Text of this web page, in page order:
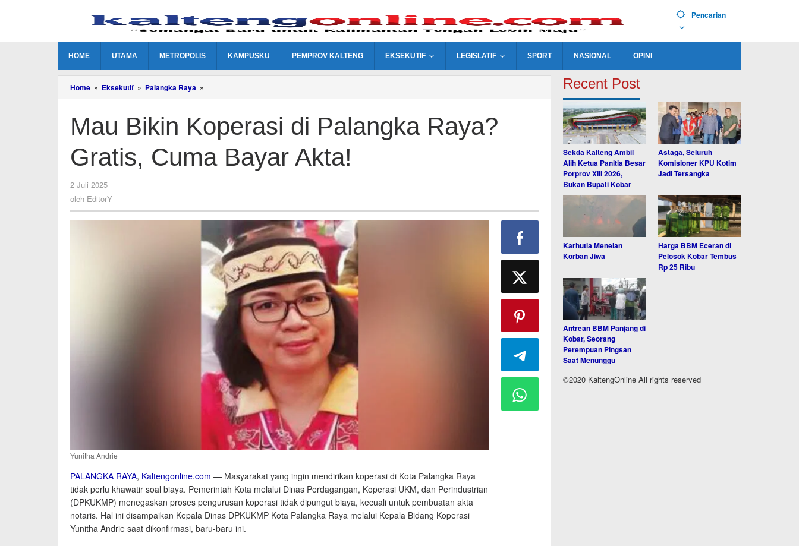
Pencarian
HOME UTAMA METROPOLIS KAMPUSKU PEMPROV KALTENG EKSEKUTIF LEGISLATIF SPORT NASIONAL OPINI
Home » Eksekutif » Palangka Raya »
Bikin
di
Palangka
Raya?
Gratis,
Cuma
Mau Bikin Koperasi di Palangka Raya?
Gratis, Cuma Bayar Akta!
2 Juli 2025
oleh EditorY
Yunitha Andrie
PALANGKA RAYA, Kaltengonline.com — Masyarakat yang ingin mendirikan koperasi di Kota Palangka Raya
tidak perlu khawatir soal biaya. Pemerintah Kota melalui Dinas Perdagangan, Koperasi UKM, dan Perindustrian
(DPKUKMP) menegaskan proses pengurusan koperasi tidak dipungut biaya, kecuali untuk pembuatan akta
notaris. Hal ini disampaikan Kepala Dinas DPKUKMP Kota Palangka Raya melalui Kepala Bidang Koperasi
Yunitha Andrie saat dikonfirmasi, baru-baru ini.
Recent Post
Sekda Kalteng Ambil
Alih Ketua Panitia Besar
Porprov XIII 2026,
Bukan Bupati Kobar
Astaga, Seluruh
Komisioner KPU Kotim
Jadi Tersangka
Karhutla Menelan
Korban Jiwa
Harga BBM Eceran di
Pelosok Kobar Tembus
Rp 25 Ribu
Antrean BBM Panjang di
Kobar, Seorang
Perempuan Pingsan
Saat Menunggu
©2020 KaltengOnline All rights reserved